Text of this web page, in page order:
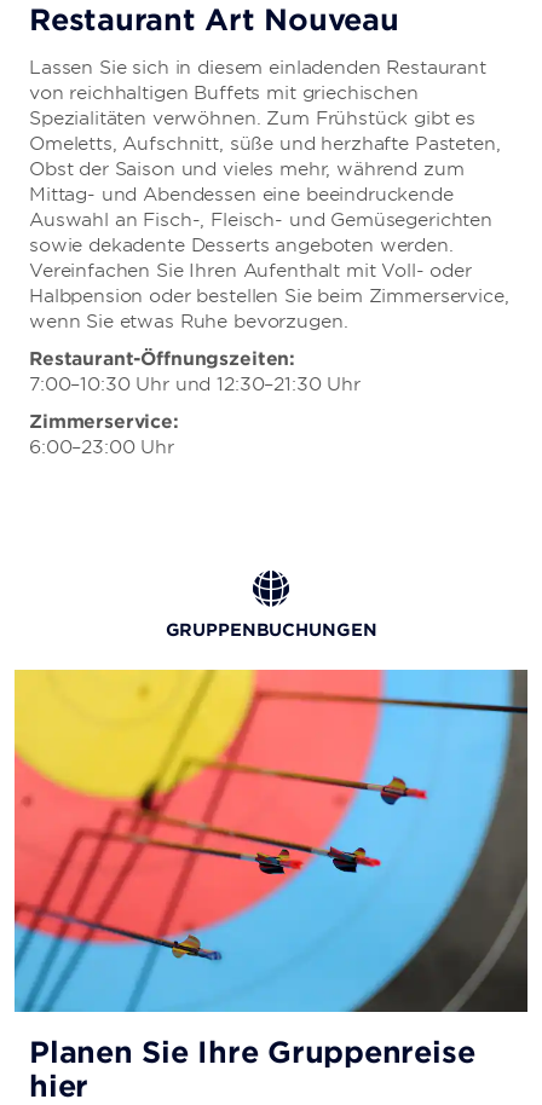
Restaurant Art Nouveau
Lassen Sie sich in diesem einladenden Restaurant
von reichhaltigen Buffets mit griechischen
Spezialitäten verwöhnen. Zum Frühstück gibt es
Omeletts, Aufschnitt, süße und herzhafte Pasteten,
Obst der Saison und vieles mehr, während zum
Mittag- und Abendessen eine beeindruckende
Auswahl an Fisch-, Fleisch- und Gemüsegerichten
sowie dekadente Desserts angeboten werden.
Vereinfachen Sie Ihren Aufenthalt mit Voll- oder
Halbpension oder bestellen Sie beim Zimmerservice,
wenn Sie etwas Ruhe bevorzugen.
Restaurant-Öffnungszeiten:
7:00–10:30 Uhr und 12:30–21:30 Uhr
Zimmerservice:
6:00–23:00 Uhr
GRUPPENBUCHUNGEN
Planen Sie Ihre Gruppenreise
hier